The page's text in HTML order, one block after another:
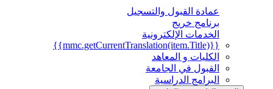
عمادة القبول والتسجيل
برنامج خريج
الخدمات الإلكترونية
{{mmc.getCurrentTranslation(item.Title)}}
الكليات و المعاهد
القبول في الجامعة
البرامج الدراسية